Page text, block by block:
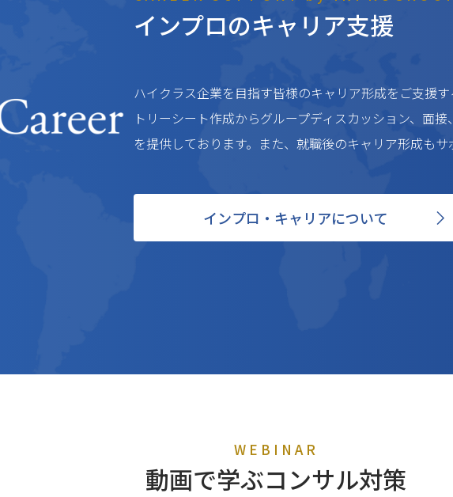
インプロのキャリア支援
ハイクラス企業を目指す皆様のキャリア形成をご支援
トリーシート作成からグループディスカッション、面
を提供しております。また、就職後のキャリア形成も
インプロ・キャリアについて
WEBINAR
動画で学ぶコンサル対策